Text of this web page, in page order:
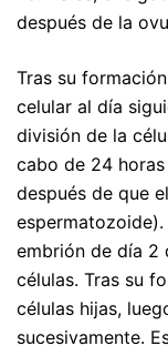
después de la
Tras su
celular al día
división de la
cabo de 24
después de que
embrión de día 2
células. Tras su
células hijas,
sucesivamente.